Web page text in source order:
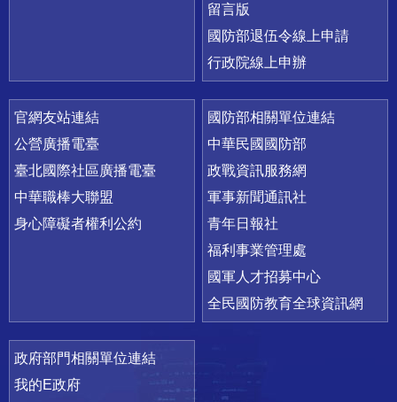
留言版
國防部退伍令線上申請
行政院線上申辦
官網友站連結
公營廣播電臺
臺北國際社區廣播電臺
中華職棒大聯盟
身心障礙者權利公約
國防部相關單位連結
中華民國國防部
政戰資訊服務網
軍事新聞通訊社
青年日報社
福利事業管理處
國軍人才招募中心
全民國防教育全球資訊網
政府部門相關單位連結
我的E政府